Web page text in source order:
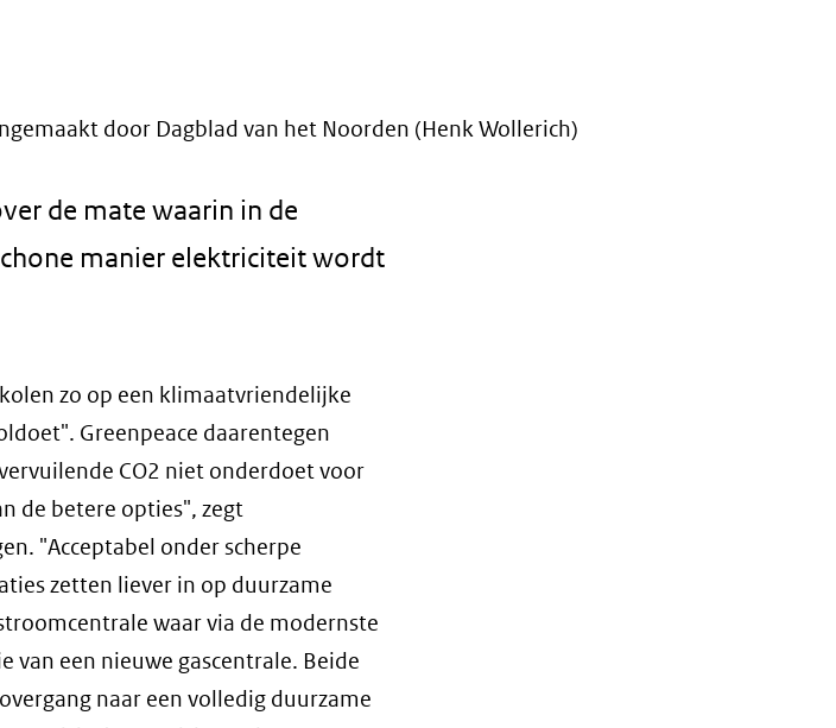
door Dagblad van het Noorden (Henk Wollerich)
de mate waarin in de
manier elektriciteit wordt
zo op een klimaatvriendelijke
Greenpeace daarentegen
CO2 niet onderdoet voor
de betere opties", zegt
"Acceptabel onder scherpe
zetten liever in op duurzame
waar via de modernste
van een nieuwe gascentrale. Beide
naar een volledig duurzame